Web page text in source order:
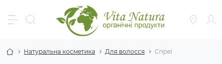
Натуральна косметика Для волосся Спреї